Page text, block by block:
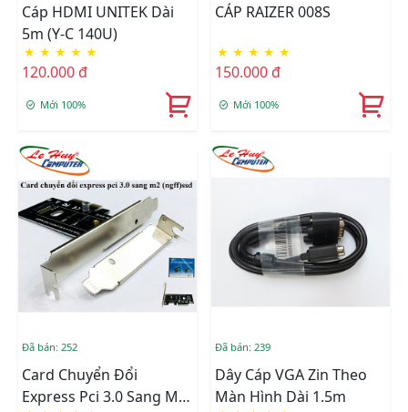
Cáp HDMI UNITEK Dài
5m (Y-C 140U)
★ ★ ★ ★ ★
120.000 đ
Mới 100%
CÁP RAIZER 008S
★ ★ ★ ★ ★
150.000 đ
Mới 100%
Đã bán: 252
Card Chuyển Đổi
Express Pci 3.0 Sang M2
Đã bán: 239
Dây Cáp VGA Zin Theo
Màn Hình Dài 1.5m